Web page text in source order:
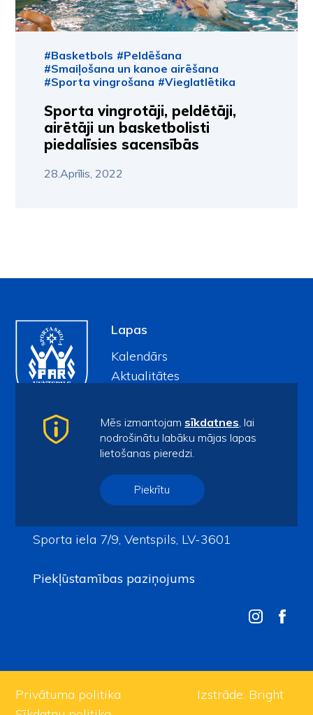
#Basketbols #Peldēšana
#Smaiļošana un kanoe airēšana
#Sporta vingrošana #Vieglatlētika
Sporta vingrotāji, peldētāji,
airētāji un basketbolisti
piedalīsies sacensībās
28.Aprīlis, 2022
Lapas
Kalendārs
Aktualitātes
Kontakti
Par mums
Audzēkņiem
spars@ventspils.lv
Sporta iela 7/9, Ventspils, LV-3601
Piekļūstamības paziņojums
Privātuma politika
Izstrāde: Bright
Mēs izmantojam sīkdatnes , lai
nodrošinātu labāku mājas lapas
lietošanas pieredzi.
Piekrītu